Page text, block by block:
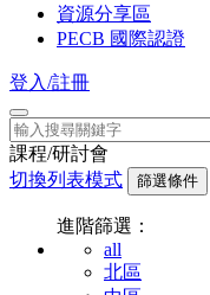
資源分享區
PECB 國際認證
登入/註冊
課程/研討會
切換列表模式
篩選條件
進階篩選：
all
北區